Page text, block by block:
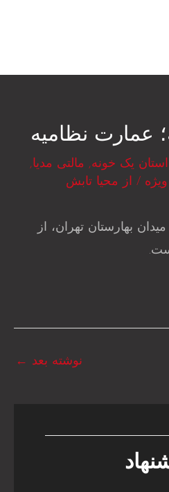
عمارت نظامیه
یک خونه, مالتی مدیا,
ویژه / از محیا تابش
بهارستان تهران، از
نوشته بعد ←